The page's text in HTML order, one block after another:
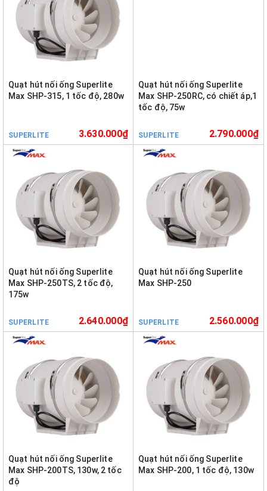
Quạt hút nối ống Superlite
Max SHP-315, 1 tốc độ, 280w
SUPERLITE 3.630.000₫
Quạt hút nối ống Superlite
Max SHP-250RC, có chiết áp,1
tốc độ, 75w
SUPERLITE 2.790.000₫
Quạt hút nối ống Superlite
Max SHP-250TS, 2 tốc độ,
175w
SUPERLITE 2.640.000₫
Quạt hút nối ống Superlite
Max SHP-250
SUPERLITE 2.560.000₫
Quạt hút nối ống Superlite
Max SHP-200TS, 130w, 2 tốc
độ
Quạt hút nối ống Superlite
Max SHP-200, 1 tốc độ, 130w